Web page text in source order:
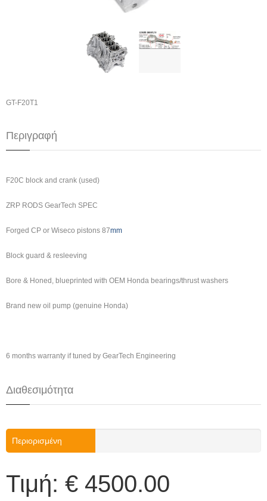
GT-F20T1
Περιγραφή
F20C block and crank (used)
ZRP RODS GearTech SPEC
Forged CP or Wiseco pistons 87mm
Block guard & resleeving
Bore & Honed, blueprinted with OEM Honda bearings/thrust washers
Brand new oil pump (genuine Honda)
6 months warranty if tuned by GearTech Engineering
Διαθεσιμότητα
Περιορισμένη
Τιμή: € 4500.00